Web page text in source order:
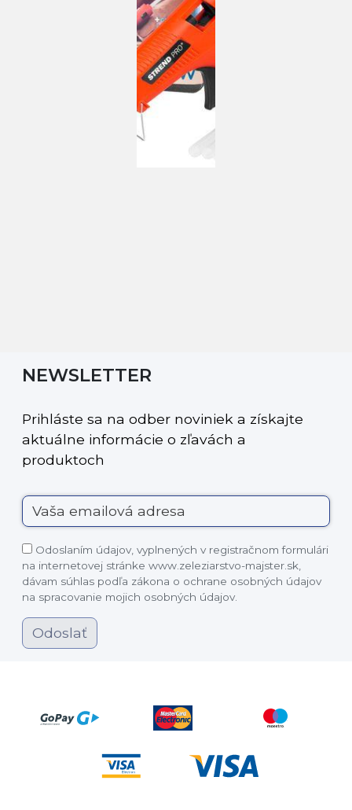
NEWSLETTER
Prihláste sa na odber noviniek a získajte
aktuálne informácie o zľavách a
produktoch
Odoslaním údajov, vyplnených v registračnom formulári
na internetovej stránke www.zeleziarstvo-majster.sk,
dávam súhlas podľa zákona o ochrane osobných údajov
na spracovanie mojich osobných údajov.
Odoslať